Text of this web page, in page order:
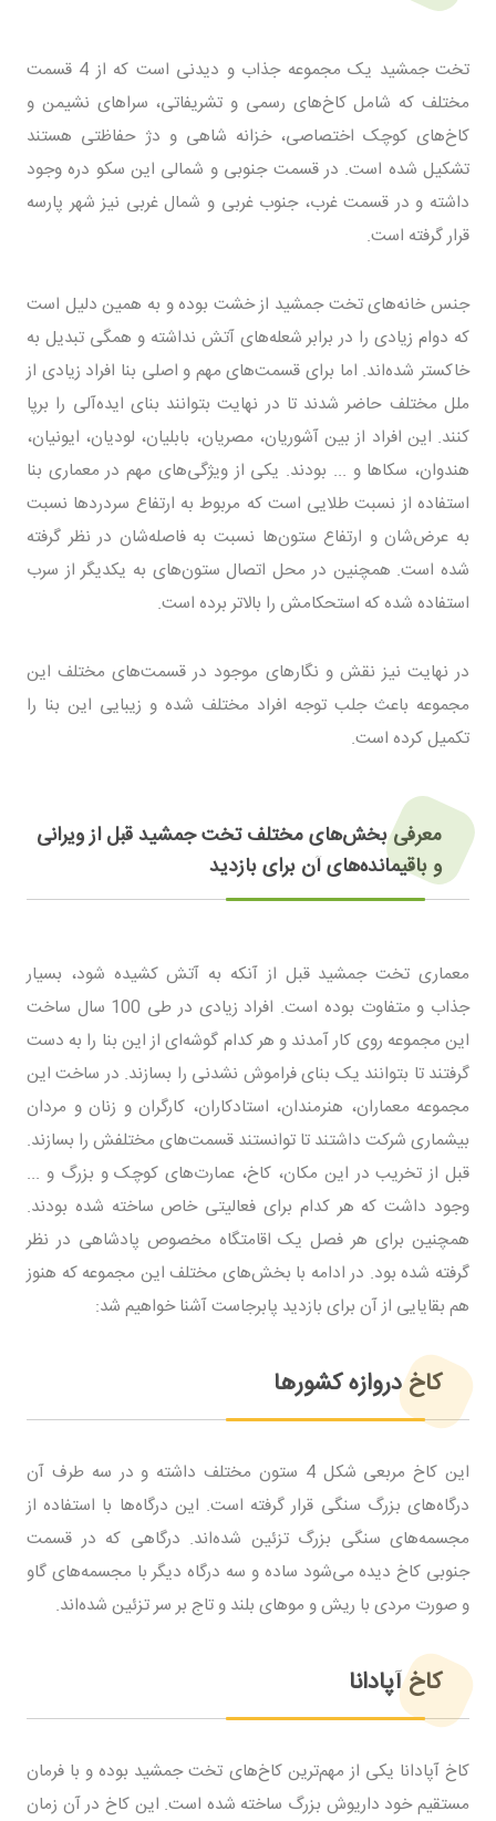
تخت جمشید یک مجموعه جذاب و دیدنی است که از 4 قسمت
مختلف که شامل کاخ‌های رسمی و تشریفاتی، سراهای نشیمن و
کاخ‌های کوچک اختصاصی، خزانه شاهی و دژ حفاظتی هستند
تشکیل شده است. در قسمت جنوبی و شمالی این سکو دره وجود
داشته و در قسمت غرب، جنوب غربی و شمال غربی نیز شهر پارسه
قرار گرفته است.
جنس خانه‌های تخت جمشید از خشت بوده و به همین دلیل است
که دوام زیادی را در برابر شعله‌های آتش نداشته و همگی تبدیل به
خاکستر شده‌‌اند. اما برای قسمت‌های مهم و اصلی بنا افراد زیادی از
ملل مختلف حاضر شدند تا در نهایت بتوانند بنای ایده‌آلی را برپا
کنند. این افراد از بین آشوریان، مصریان، بابلیان، لودیان، ایونیان،
هندوان، سکاها و ... بودند. یکی از ویژگی‌های مهم در معماری بنا
استفاده از نسبت طلایی است که مربوط به ارتفاع سردردها نسبت
به عرض‌شان و ارتفاع ستون‌ها نسبت به فاصله‌شان در نظر گرفته
شده است. همچنین در محل اتصال ستون‌های به یکدیگر از سرب
استفاده شده که استحکامش را بالاتر برده است.
در نهایت نیز نقش و نگارهای موجود در قسمت‌های مختلف این
مجموعه باعث جلب توجه افراد مختلف شده و زیبایی این بنا را
تکمیل کرده است.
معرفی بخش‌های مختلف تخت جمشید قبل از ویرانی
و باقیمانده‌های آن برای بازدید
معماری تخت جمشید قبل از آنکه به آتش کشیده شود، بسیار
جذاب و متفاوت بوده است. افراد زیادی در طی 100 سال ساخت
این مجموعه روی کار آمدند و هر کدام گوشه‌ای از این بنا را به دست
گرفتند تا بتوانند یک بنای فراموش نشدنی را بسازند. در ساخت این
مجموعه معماران، هنرمندان، استادکاران، کارگران و زنان و مردان
بیشماری شرکت داشتند تا توانستند قسمت‌های مختلفش را بسازند.
قبل از تخریب در این مکان، کاخ، عمارت‌های کوچک و بزرگ و ...
وجود داشت که هر کدام برای فعالیتی خاص ساخته شده بودند.
همچنین برای هر فصل یک اقامتگاه مخصوص پادشاهی در نظر
گرفته شده بود. در ادامه با بخش‌های مختلف این مجموعه که هنوز
هم بقایایی از آن برای بازدید پابرجاست آشنا خواهیم شد:
کاخ دروازه کشورها
این کاخ مربعی شکل 4 ستون مختلف داشته و در سه طرف آن
درگاه‌های بزرگ سنگی قرار گرفته است. این درگاه‌ها با استفاده از
مجسمه‌های سنگی بزرگ تزئین شده‌اند. درگاهی که در قسمت
جنوبی کاخ دیده می‌شود ساده و سه درگاه دیگر با مجسمه‌های گاو
و صورت مردی با ریش و موهای بلند و تاج بر سر تزئین شده‌اند.
کاخ آپادانا
کاخ آپادانا یکی از مهم‌ترین کاخ‌های تخت جمشید بوده و با فرمان
مستقیم خود داریوش بزرگ ساخته شده است. این کاخ در آن زمان